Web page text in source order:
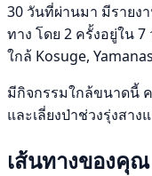
30 วันที่ผ่านมา มีรายง
ทาง โดย 2 ครั้งอยู่ใน
ใกล้ Kosuge,
มีกิจกรรมใกล้ขนาดนี้
และเลี่ยงป่าช่วงรุ่งสาง
เส้นทางของคุณ